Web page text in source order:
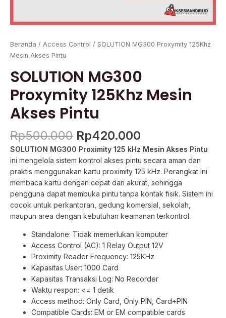
Beranda / Access Control / SOLUTION MG300 Proxymity 125Khz
Mesin Akses Pintu
SOLUTION MG300
Proxymity 125Khz Mesin
Akses Pintu
Rp500.000 Rp420.000
SOLUTION MG300 Proximity 125 kHz Mesin Akses Pintu
ini mengelola sistem kontrol akses pintu secara aman dan
praktis menggunakan kartu proximity 125 kHz. Perangkat ini
membaca kartu dengan cepat dan akurat, sehingga
pengguna dapat membuka pintu tanpa kontak fisik. Sistem ini
cocok untuk perkantoran, gedung komersial, sekolah,
maupun area dengan kebutuhan keamanan terkontrol.
Standalone: Tidak memerlukan komputer
Access Control (AC): 1 Relay Output 12V
Proximity Reader Frequency: 125KHz
Kapasitas User: 1000 Card
Kapasitas Transaksi Log: No Recorder
Waktu respon: <= 1 detik
Access method: Only Card, Only PIN, Card+PIN
Compatible Cards: EM or EM compatible cards